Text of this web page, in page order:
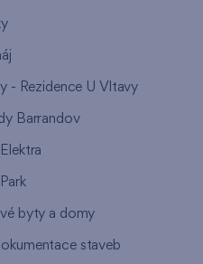
- Rezidence U Vltavy
Barrandov
byty a domy
staveb